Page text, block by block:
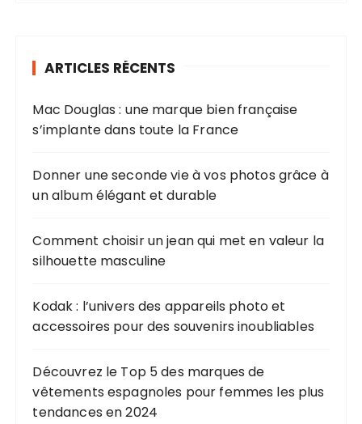
e
p
u
r
ARTICLES RÉCENTS
Mac Douglas : une marque bien française
s’implante dans toute la France
Donner une seconde vie à vos photos grâce à
un album élégant et durable
Comment choisir un jean qui met en valeur la
silhouette masculine
Kodak : l’univers des appareils photo et
accessoires pour des souvenirs inoubliables
Découvrez le Top 5 des marques de
vêtements espagnoles pour femmes les plus
tendances en 2024